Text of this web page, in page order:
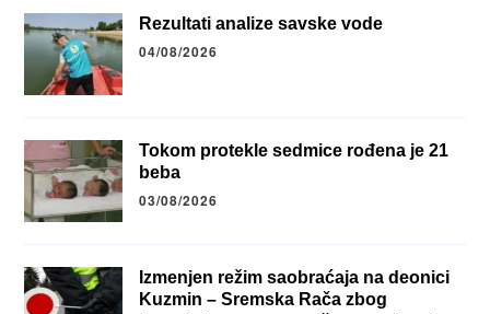
Rezultati analize savske vode
04/08/2026
Tokom protekle sedmice rođena je 21
beba
03/08/2026
Izmenjen režim saobraćaja na deonici
Kuzmin – Sremska Rača zbog